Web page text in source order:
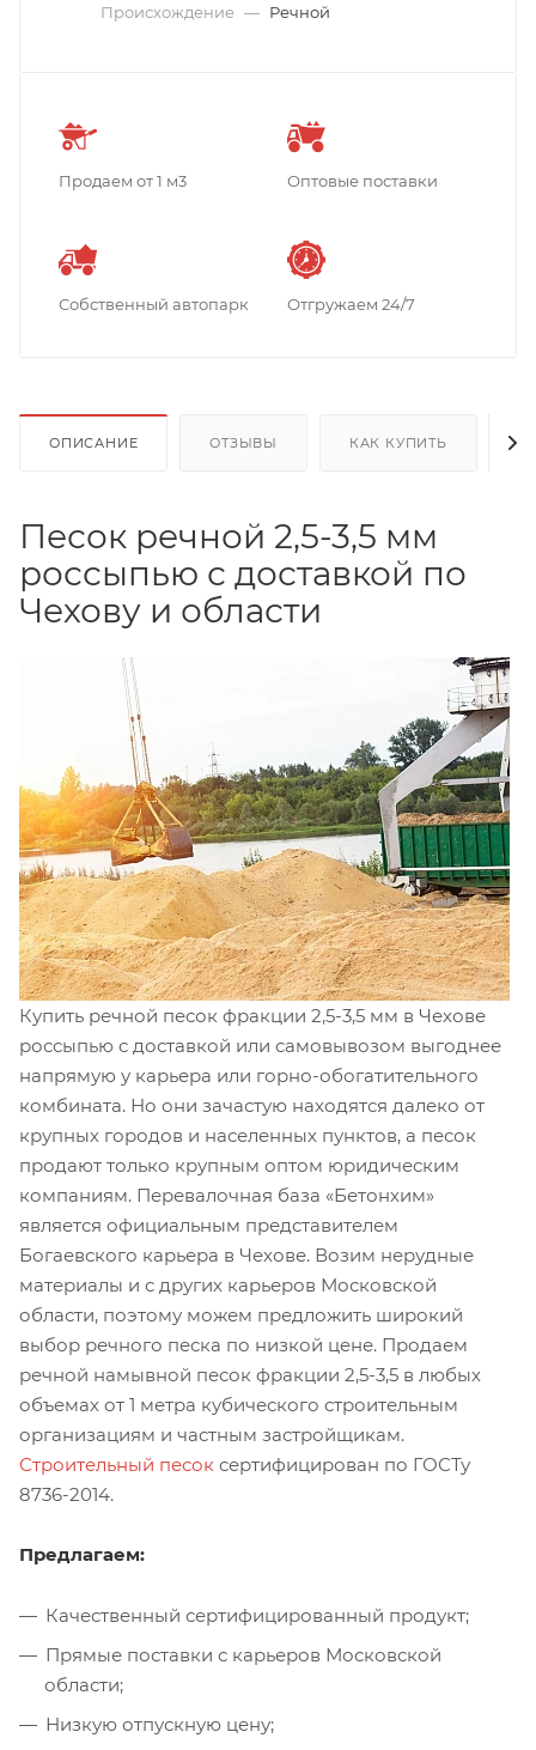
Происхождение — Речной
Продаем от 1 м3 Оптовые поставки
Собственный автопарк Отгружаем 24/7
ОПИСАНИЕ ОТЗЫВЫ КАК КУПИТЬ
Песок речной 2,5-3,5 мм
россыпью с доставкой по
Чехову и области
Купить речной песок фракции 2,5-3,5 мм в Чехове
россыпью с доставкой или самовывозом выгоднее
напрямую у карьера или горно-обогатительного
комбината. Но они зачастую находятся далеко от
крупных городов и населенных пунктов, а песок
продают только крупным оптом юридическим
компаниям. Перевалочная база «Бетонхим»
является официальным представителем
Богаевского карьера в Чехове. Возим нерудные
материалы и с других карьеров Московской
области, поэтому можем предложить широкий
выбор речного песка по низкой цене. Продаем
речной намывной песок фракции 2,5-3,5 в любых
объемах от 1 метра кубического строительным
организациям и частным застройщикам.
Строительный песок сертифицирован по ГОСТу
8736-2014.
Предлагаем:
Качественный сертифицированный продукт;
Прямые поставки с карьеров Московской
области;
Низкую отпускную цену;